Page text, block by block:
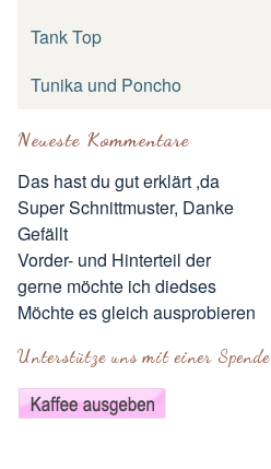
Tank Top
Tunika und Poncho
Neueste Kommentare
Das hast du gut erklärt ,da
Super Schnittmuster, Danke
Gefällt
Vorder- und Hinterteil der
gerne möchte ich diedses
Möchte es gleich ausprobieren
Unterstütze uns mit einer Spende